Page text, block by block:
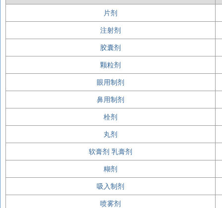
片剂
注射剂
胶囊剂
颗粒剂
眼用制剂
鼻用制剂
栓剂
丸剂
软膏剂 乳膏剂
糊剂
吸入制剂
喷雾剂